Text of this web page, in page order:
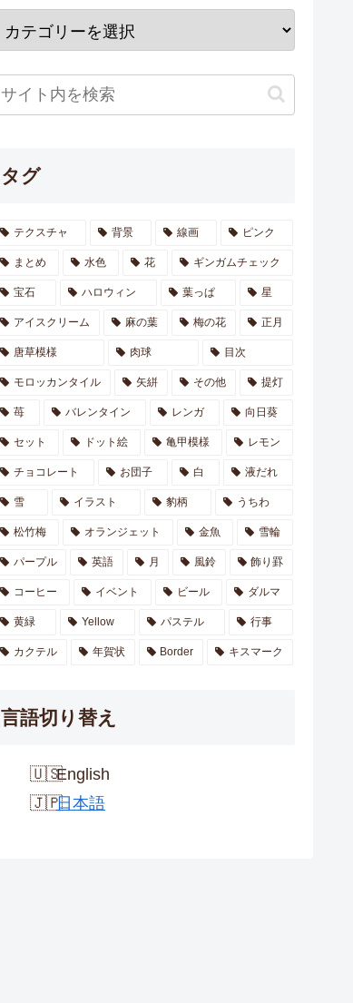
タグ
テクスチャ 背景 線画 ピンク
まとめ 水色 花 ギンガムチェック
宝石 ハロウィン 葉っぱ 星
アイスクリーム 麻の葉 梅の花 正月
唐草模様 肉球 目次
モロッカンタイル 矢絣 その他 提灯
苺 バレンタイン レンガ 向日葵
セット ドット絵 亀甲模様 レモン
チョコレート お団子 白 液だれ
雪 イラスト 豹柄 うちわ
松竹梅 オランジェット 金魚 雪輪
パープル 英語 月 風鈴 飾り罫
コーヒー イベント ビール ダルマ
黄緑 Yellow パステル 行事
カクテル 年賀状 Border キスマーク
言語切り替え
English
日本語